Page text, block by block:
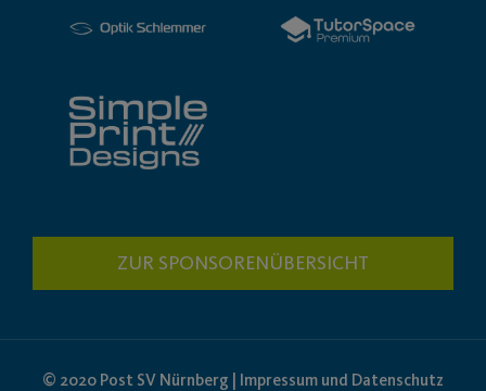
ZUR SPONSORENÜBERSICHT
© 2020 Post SV Nürnberg | Impressum und Datenschutz